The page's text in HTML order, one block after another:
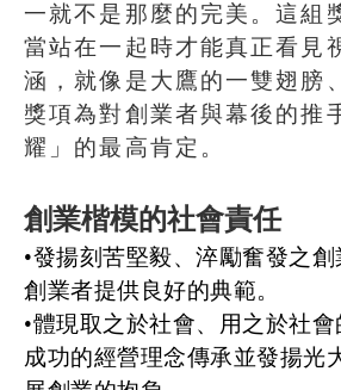
一就不是那麼的完美。這組
當站在一起時才能真正看見
涵，就像是大鷹的一雙翅膀
獎項為對創業者與幕後的推
耀」的最高肯定。
創業楷模的社會責任
•發揚刻苦堅毅、淬勵奮發之
創業者提供良好的典範。
•體現取之於社會、用之於社
成功的經營理念傳承並發揚光